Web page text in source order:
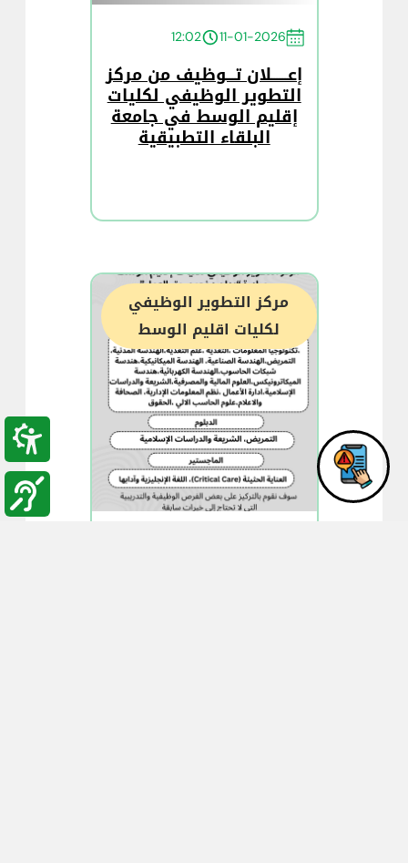
11-01-2026
12:02
إعــــــلان تـــوظيف من مركز
التطوير الوظيفي لكليات
إقليم الوسط في جامعة
البلقاء التطبيقية
مركز التطوير الوظيفي
لكليات اقليم الوسط